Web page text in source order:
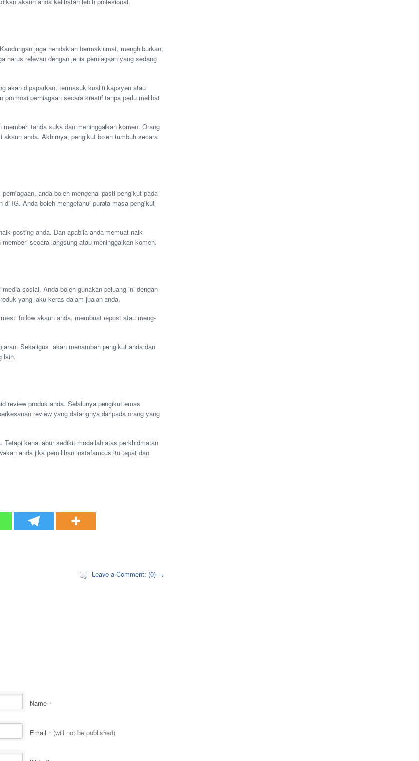
juga hendaklah bermaklumat, menghiburkan,
harus relevan dengan jenis perniagaan yang sedang
akan dipaparkan, termasuk kualiti kapsyen atau
promosi perniagaan secara kreatif tanpa perlu melihat
tanda suka dan meninggalkan komen. Orang
anda. Akhirnya, pengikut boleh tumbuh secara
anda boleh mengenal pasti pengikut pada
di IG. Anda boleh mengetahui purata masa pengikut
posting anda. Dan apabila anda memuat naik
secara langsung atau meninggalkan komen.
sosial. Anda boleh gunakan peluang ini dengan
yang laku keras dalam jualan anda.
follow akaun anda, membuat repost atau meng-
Sekaligus akan menambah pengikut anda dan
lain.
review produk anda. Selalunya pengikut emas
review yang datangnya daripada orang yang
kena labur sedikit modallah atas perkhidmatan
anda jika pemilihan instafamous itu tepat dan
Leave a Comment: (0) →
Name *
Email * (will not be published)